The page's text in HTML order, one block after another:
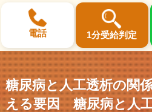
電話 1分受給判定
糖尿病と人工透析の関
える要因 糖尿病と人